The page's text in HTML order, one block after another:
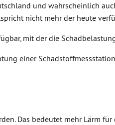
und wahrscheinlich
nicht mehr der heute
mit der die
einer
Das bedeutet mehr Lärm